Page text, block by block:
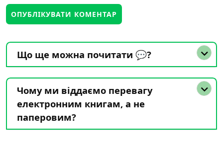
Що ще можна почитати 💬?
Чому ми віддаємо перевагу
електронним книгам, а не
паперовим?